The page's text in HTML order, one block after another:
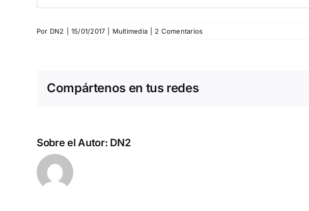
Por DN2 15/01/2017 Multimedia 2 Comentarios
Compártenos en tus redes
Sobre el Autor: DN2